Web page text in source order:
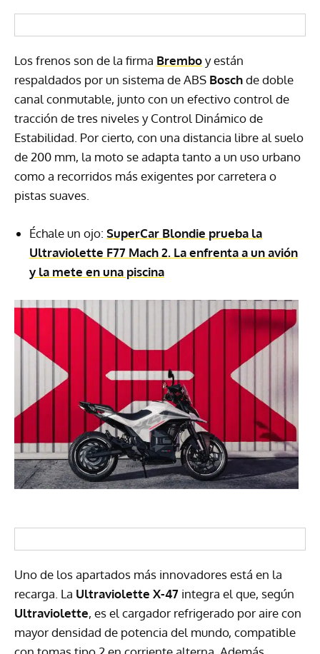
Los frenos son de la firma Bremboy están
respaldados por un sistema de ABS Boschde doble
canal conmutable, junto con un efectivo control de
tracción de tres niveles y Control Dinámico de
Estabilidad. Por cierto, con una distancia libre al suelo
de 200 mm, la moto se adapta tanto a un uso urbano
como a recorridos más exigentes por carretera o
pistas suaves.
Échale un ojo: SuperCar Blondie prueba la
Ultraviolette F77 Mach 2. La enfrenta a un avión
y la mete en una piscina
Uno de los apartados más innovadores está en la
recarga. La Ultraviolette X-47 integra el que, según
Ultraviolette, es el cargador refrigerado por aire con
mayor densidad de potencia del mundo, compatible